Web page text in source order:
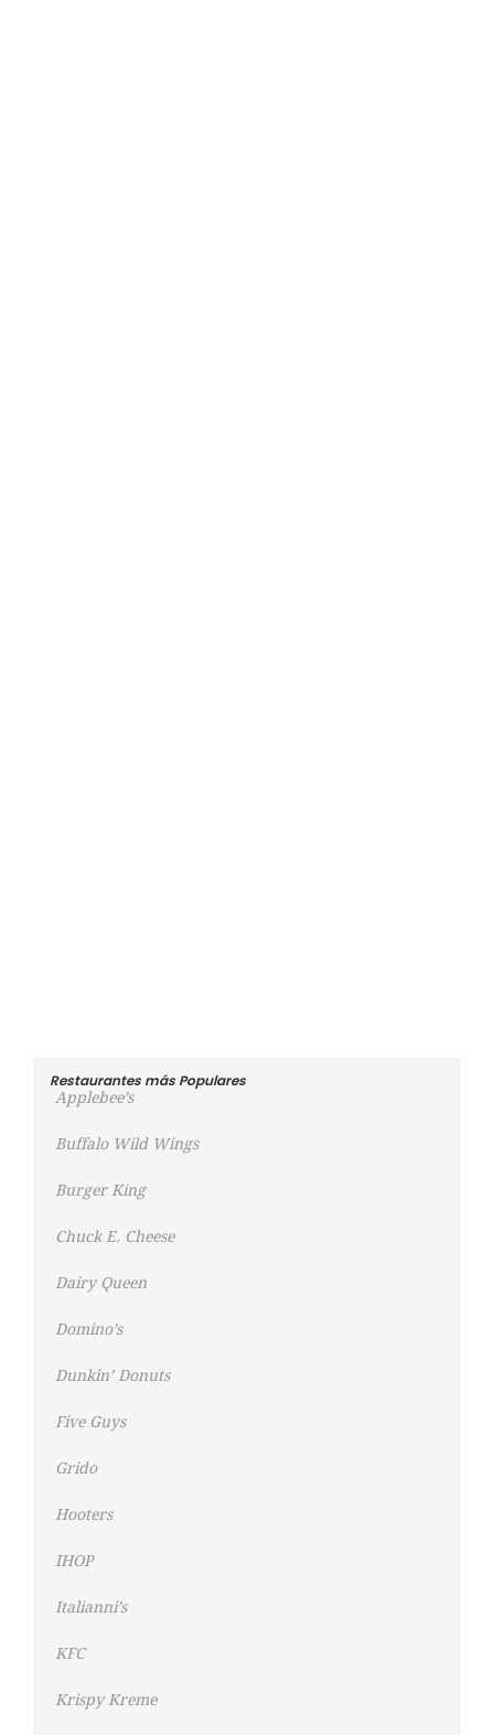
Restaurantes más Populares
Applebee’s
Buffalo Wild Wings
Burger King
Chuck E. Cheese
Dairy Queen
Domino’s
Dunkin’ Donuts
Five Guys
Grido
Hooters
IHOP
Italianni’s
KFC
Krispy Kreme